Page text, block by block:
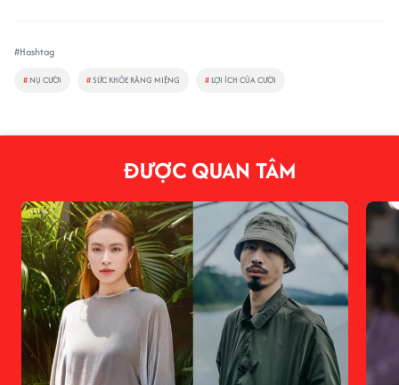
#Hashtag
# NỤ CƯỜI #SỨC KHỎE RĂNG MIỆNG # LỢI ÍCH CỦA CƯỜI
ĐƯỢC QUAN TÂM